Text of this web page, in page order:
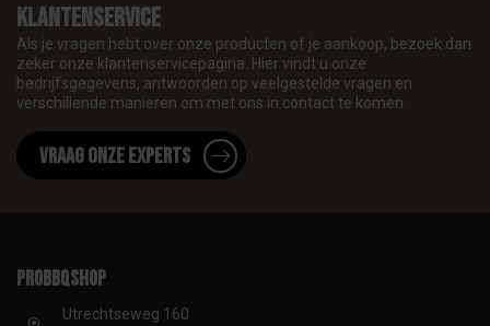
Klantenservice
Als je vragen hebt over onze producten of je aankoop, bezoek dan
zeker onze klantenservicepagina. Hier vindt u onze
bedrijfsgegevens, antwoorden op veelgestelde vragen en
verschillende manieren om met ons in contact te komen.
Vraag onze experts
proBBQshop
Utrechtseweg 160